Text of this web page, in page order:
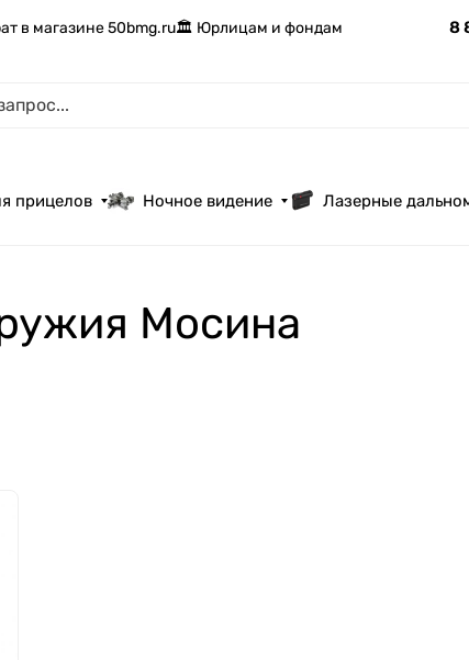
в магазине 50bmg.ru🏛️ Юрлицам и фондам 8
прицелов Ночное видение Лазерные
Мосина